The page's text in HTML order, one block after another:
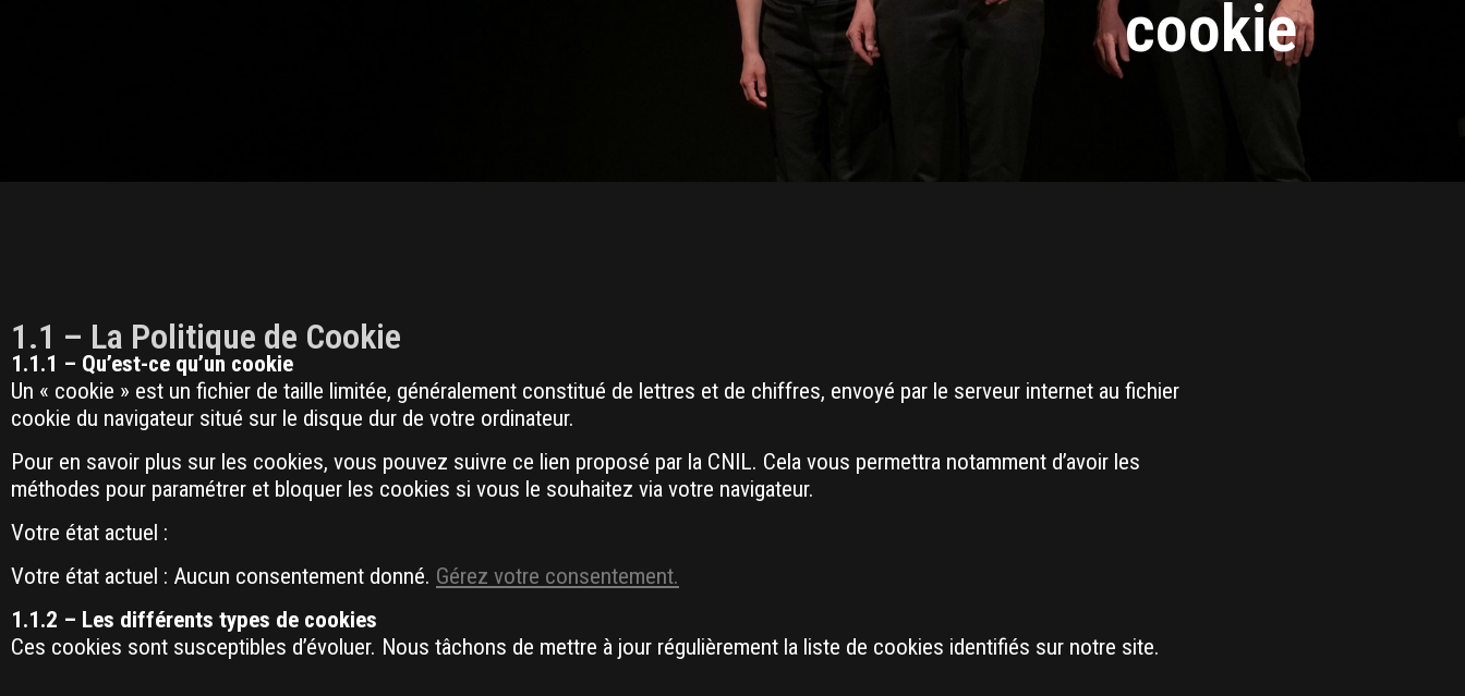
cookie
1.1 – La Politique de Cookie
1.1.1 – Qu’est-ce qu’un cookie
Un « cookie » est un fichier de taille limitée, généralement constitué de lettres et de chiffres, envoyé par le serveur internet au fichier
cookie du navigateur situé sur le disque dur de votre ordinateur.
Pour en savoir plus sur les cookies, vous pouvez suivre ce lien proposé par la CNIL. Cela vous permettra notamment d’avoir les
méthodes pour paramétrer et bloquer les cookies si vous le souhaitez via votre navigateur.
Votre état actuel :
Votre état actuel : Aucun consentement donné. Gérez votre consentement.
1.1.2 – Les différents types de cookies
Ces cookies sont susceptibles d’évoluer. Nous tâchons de mettre à jour régulièrement la liste de cookies identifiés sur notre site.